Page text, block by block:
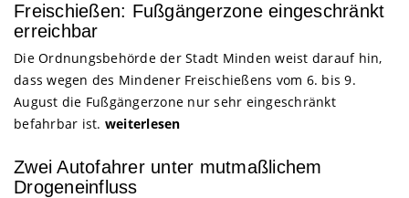
Freischießen: Fußgängerzone eingeschränkt
erreichbar
Die Ordnungsbehörde der Stadt Minden weist darauf hin,
dass wegen des Mindener Freischießens vom 6. bis 9.
August die Fußgängerzone nur sehr eingeschränkt
befahrbar ist. weiterlesen
Zwei Autofahrer unter mutmaßlichem
Drogeneinfluss